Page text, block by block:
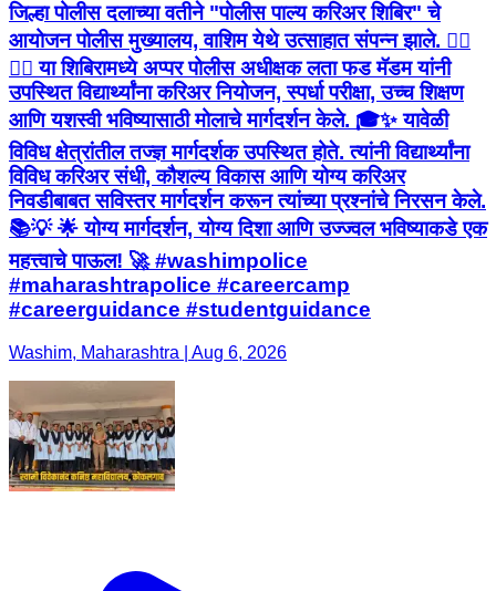
जिल्हा पोलीस दलाच्या वतीने "पोलीस पाल्य करिअर शिबिर" चे
आयोजन पोलीस मुख्यालय, वाशिम येथे उत्साहात संपन्न झाले. 👮‍♂️
👮‍♀️ या शिबिरामध्ये अप्पर पोलीस अधीक्षक लता फड मॅडम यांनी
उपस्थित विद्यार्थ्यांना करिअर नियोजन, स्पर्धा परीक्षा, उच्च शिक्षण
आणि यशस्वी भविष्यासाठी मोलाचे मार्गदर्शन केले. 🎓✨ यावेळी
विविध क्षेत्रांतील तज्ज्ञ मार्गदर्शक उपस्थित होते. त्यांनी विद्यार्थ्यांना
विविध करिअर संधी, कौशल्य विकास आणि योग्य करिअर
निवडीबाबत सविस्तर मार्गदर्शन करून त्यांच्या प्रश्नांचे निरसन केले.
📚💡 🌟 योग्य मार्गदर्शन, योग्य दिशा आणि उज्ज्वल भविष्याकडे एक
महत्त्वाचे पाऊल! 🚀 #washimpolice
#maharashtrapolice #careercamp
#careerguidance #studentguidance
Washim, Maharashtra | Aug 6, 2026